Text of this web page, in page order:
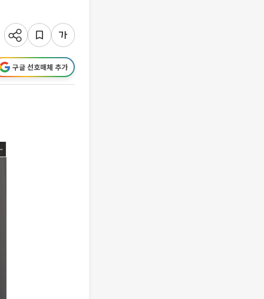
구글 선호매체 추가